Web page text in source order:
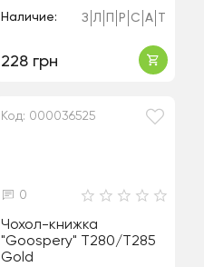
Наличие: З Л Р С А
228 грн
Код: 000036525
0
Чохол-книжка
"Goospery" T280/T285
Gold